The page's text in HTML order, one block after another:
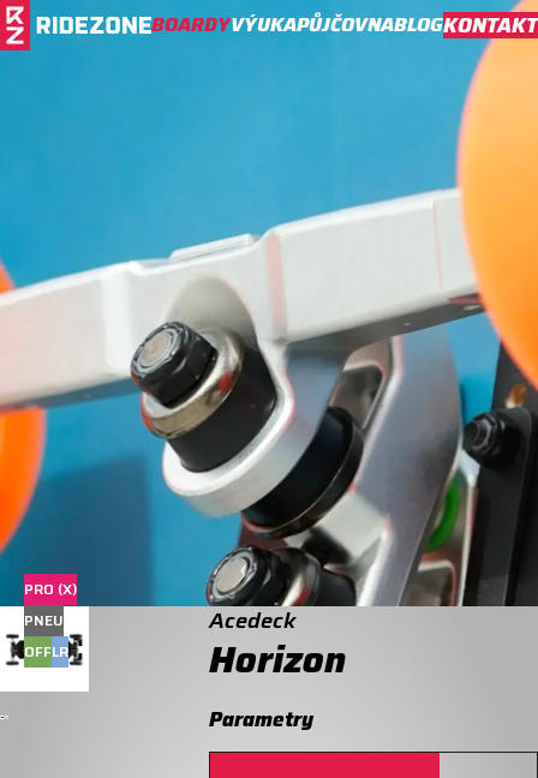
BOARDYVÝUKAPŮJČOVNABLOGKONTAKT
PRO (X)
PNEU
OFFLR
Acedeck
Horizon
Parametry